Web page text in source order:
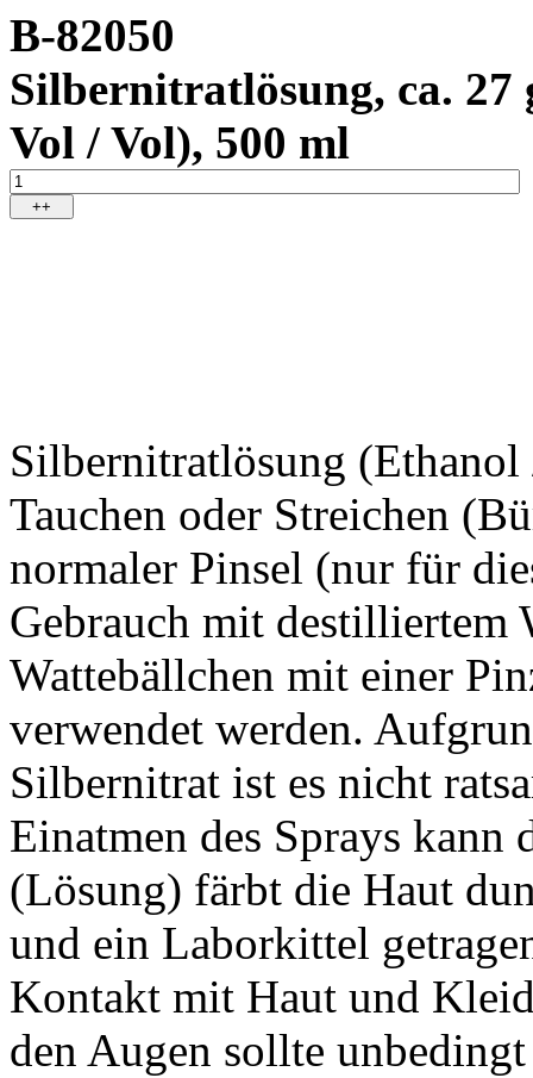
B-82050
Silbernitratlösung, ca. 27
Vol / Vol), 500 ml
++
Silbernitratlösung (Ethanol
Tauchen oder Streichen
normaler Pinsel (nur für
Gebrauch mit destilliertem
Wattebällchen mit einer
verwendet werden.
Silbernitrat ist es nicht
Einatmen des Sprays kann
(Lösung) färbt die Haut
und ein Laborkittel
Kontakt mit Haut und
den Augen sollte